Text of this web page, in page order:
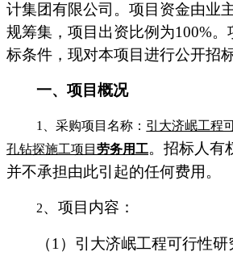
计集团有限公司。项目资金由业
规筹集，项目出资比例为100%。
标条件，现对本项目进行公开招标
一、项目概况
1 、采购项目名称： 引大济岷工程
孔钻探施工项目 劳务用工。招标人有
并不承担由此引起的任何费用。
2、项目内容：
（1 ）引大济岷工程可行性